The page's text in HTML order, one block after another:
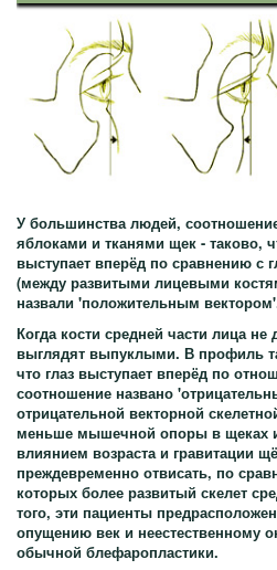
У большинства людей,
яблоками и тканями щек - таково,
выступает вперёд по сравнению с
(между развитыми лицевыми
назвали 'положительным
Когда кости средней части лица не
выглядят выпуклыми. В профиль
что глаз выступает вперёд по
соотношение названо
отрицательной векторной
меньше мышечной опоры в щеках
влиянием возраста и гравитации
преждевременно отвисать, по
которых более развитый скелет
того, эти пациенты
опущению век и неестественному
обычной блефаропластики.